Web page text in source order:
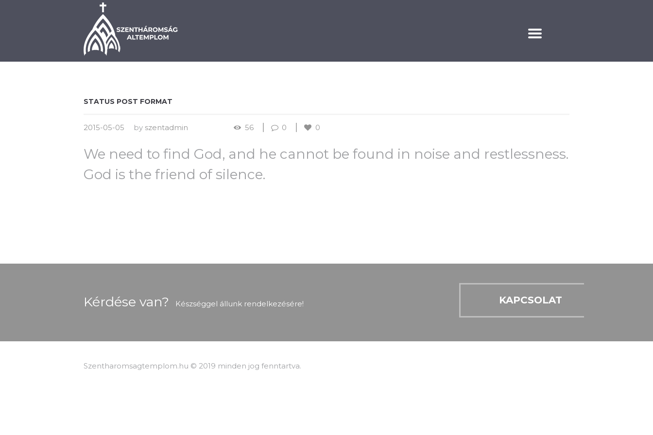
BEMUTATKOZÁS
STATUS POST FORMAT
2015-05-05 by szentadmin 56 0 0
We need to find God, and he cannot be found in noise and restlessness.
God is the friend of silence.
Kérdése van? Készséggel állunk rendelkezésére! KAPCSOLAT
Szentharomsagtemplom.hu © 2019 minden jog fenntartva.